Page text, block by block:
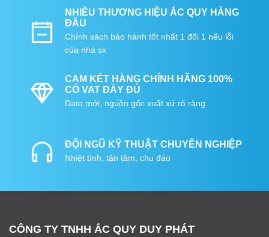
NHIỀU THƯƠNG HIỆU ẮC QUY HÀNG
ĐẦU
Chính sách bảo hành tốt nhất 1 đổi 1 nếu lỗi
của nhà sx
CAM KẾT HÀNG CHÍNH HÃNG 100%
CÓ VAT ĐẦY ĐỦ
Date mới, nguồn gốc xuất xứ rõ ràng
ĐỘI NGŨ KỸ THUẬT CHUYÊN NGHIỆP
Nhiệt tình, tận tâm, chu đáo
CÔNG TY TNHH ẮC QUY DUY PHÁT